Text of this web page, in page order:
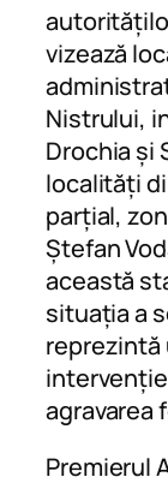
vizează
Nistrului,
Drochia și
localități
parțial,
Ștefan
această
situația a
reprezintă
agravarea
Premierul